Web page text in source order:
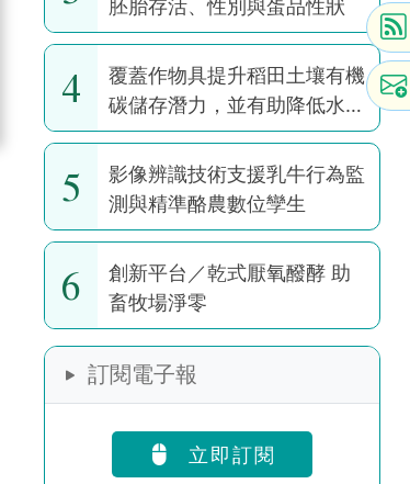
胚胎存活、性別與蛋品性狀
4
覆蓋作物具提升稻田土壤有機
碳儲存潛力，並有助降低水稻
耕作全球暖化潛勢
5
影像辨識技術支援乳牛行為監
測與精準酪農數位孿生
6
創新平台／乾式厭氧醱酵 助
畜牧場淨零
訂閱電子報
立即訂閱